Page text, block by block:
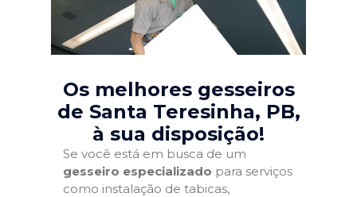
Os melhores gesseiros
de Santa Teresinha, PB,
à sua disposição!
Se você está em busca de um
gesseiro especializado para serviços
como instalação de tabicas,